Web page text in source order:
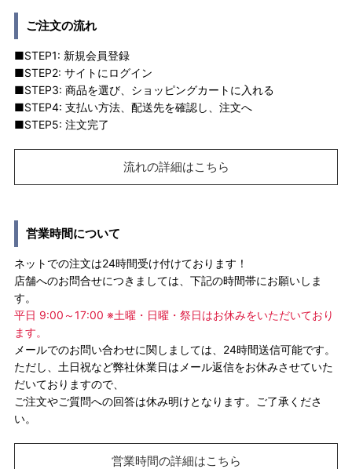
ご注文の流れ
■STEP1: 新規会員登録
■STEP2: サイトにログイン
■STEP3: 商品を選び、ショッピングカートに入れる
■STEP4: 支払い方法、配送先を確認し、注文へ
■STEP5: 注文完了
流れの詳細はこちら
営業時間について
ネットでの注文は24時間受け付けております！
店舗へのお問合せにつきましては、下記の時間帯にお願いしま
す。
平日 9:00～17:00 ※土曜・日曜・祭日はお休みをいただいており
ます。
メールでのお問い合わせに関しましては、24時間送信可能です。
ただし、土日祝など弊社休業日はメール返信をお休みさせていた
だいておりますので、
ご注文やご質問への回答は休み明けとなります。ご了承くださ
い。
営業時間の詳細はこちら